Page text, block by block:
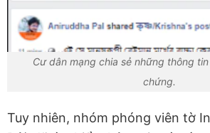
Cư dân mạng chia sẻ những thông
chứng.
Tuy nhiên, nhóm phóng viên tờ